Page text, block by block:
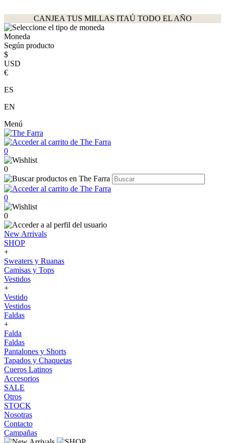
CANJEA TUS MILLAS ITAÚ TODO EL AÑO
Moneda
Según producto
$
USD
€
ES
EN
Menú
0
0
0
0
New Arrivals
SHOP
+
Sweaters y Ruanas
Camisas y Tops
Vestidos
+
Vestido
Vestidos
Faldas
+
Falda
Faldas
Pantalones y Shorts
Tapados y Chaquetas
Cueros Latinos
Accesorios
SALE
Otros
STOCK
Nosotras
Contacto
Campañas